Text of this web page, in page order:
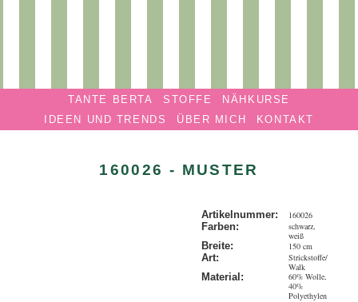
BERTA
Privatmanufaktur
Navigation überspringenTANTE BERTA STOFFE
NÄHKURSE
IDEEN UND TRENDS
ÜBER MICH KONTAKT
160026 - MUSTER
Artikelnummer:
160026
Farben:
schwarz,
weiß
Breite:
150 cm
Art:
Strickstoffe/
Walk
Material:
60% Wolle,
40%
Polyethylen